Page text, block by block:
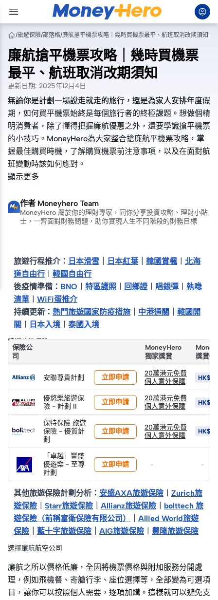
/旅遊保險/部落格/廉航搶平機票攻略｜幾時買機票最平、航班取消改期須知
廉航搶平機票攻略｜幾時買機票
最平、航班取消改期須知
更新日期: 2025年12月4日
無論你是計劃一場說走就走的旅行，還是為家人安排年度假
期，如何買平機票始終是每個旅行者的終極課題。想做個精
明消費者，除了懂得把握廉航優惠之外，還要學識搶平機票
的小技巧。MoneyHero為大家整合搶廉航平機票攻略，掌
握最佳購買時機，了解購買機票前注意事項，以及在面對航
班變動時該如何應對。
無論你是計劃一場說走就走的旅行，還是為家人安排年度假
期，如何買平機票始終是每個旅行者的終極課題。想做個精
明消費者，除了懂得把握廉航優惠之外，還要學識搶平機票
的小技巧。MoneyHero為大家整合搶廉航平機票攻略，掌
握最佳購買時機，了解購買機票前注意事項，以及在面對航
班變動時該如何應對。
顯示更多
作者 Moneyhero Team
MoneyHero 屬於你的理財專家，同你分享投資攻略、理財小貼
士，一齊面對財務問題，助你實現人生不同階段的財務目標
旅遊行程推介： 日本滑雪 日本紅葉 韓國賞楓︱ 北海
道自由行
韓國自由行
後疫情準備： BNO 特區護照 回鄉證 唱銀彈
執喼
清單
WiFi蛋推介
持續更新： 熱門旅遊國家防疫措施 中港通關
韓國開
關
日本入境 泰國入境
精選旅游保險
保險公
司
MoneyHero
獨家獎賞
獎賞價
安聯尊貴計劃 立即申請
20萬港元免費
個人意外保障
HK$50
優悠樂旅遊保
險 - 計劃 II
立即申請
20萬港元免費
個人意外保障
HK$50
保特保險 旅遊
保險 - 優質計
劃
立即申請
20萬港元免費
個人意外保障
HK$50
「卓越」豐盛
優遊樂 - 至尊
計劃
立即申請 - -
其他旅遊保險計劃分析： 安盛AXA旅遊保險
Zurich旅
遊保險
Starr旅遊保險 Allianz旅遊保險
bolttech 旅
遊保險（前稱富衛保險有限公司）
Allied World旅遊
保險
藍十字旅遊保險 AIG旅遊保險 豐隆旅遊保險
選擇廉航航空公司
廉航之所以價格低廉，全因將機票價格與附加服務分開處
理，例如飛機餐、寄艙行李、座位選擇等，全部變為可選項
目，讓你可以按照個人需要，逐項加購。這樣就可以避免支